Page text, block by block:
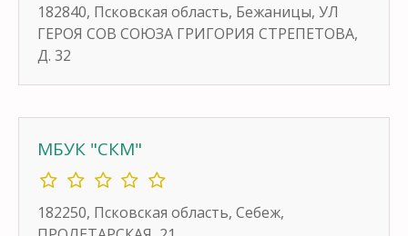
182840, Псковская область, Бежаницы, УЛ
ГЕРОЯ СОВ СОЮЗА ГРИГОРИЯ СТРЕПЕТОВА,
Д. 32
МБУК "СКМ"
182250, Псковская область, Себеж,